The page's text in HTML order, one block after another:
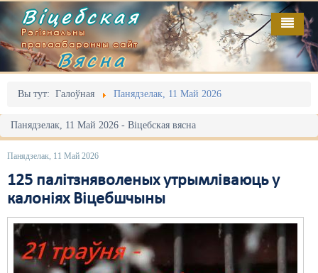
Віцебская
Рэгіянальны
праваабарончы сайт
Вясна
Вы тут: Галоўная Панядзелак, 11 Май 2026
Панядзелак, 11 Май 2026 - Віцебская вясна
Панядзелак, 11 Май 2026
125 палітзняволеных утрымліваюць у
калоніях Віцебшчыны
Галоўная
Адміністрацыйны перасьлед
Акцыі
Выбары
Грамадзянскія ініцыятывы
Дзяржава
Дыскрымінацыя
Выданьні
Відэа
Пра нас
RSS